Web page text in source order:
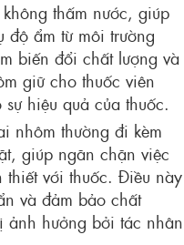
thấm nước, giúp
độ ẩm từ môi trường
biến đổi chất lượng và
giữ cho thuốc viên
hiệu quả của thuốc.
nhôm thường đi kèm
giúp ngăn chặn việc
với thuốc. Điều này
và đảm bảo chất
ảnh hưởng bởi tác nhân